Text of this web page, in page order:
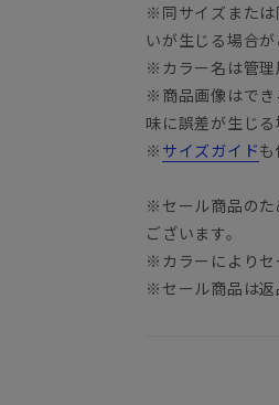
※同サイズまた
いが生じる場合が
※カラー名は管理
※商品画像はでき
味に誤差が生じ
※ サイズガイド
※セール商品のた
ございます。
※カラーによりセ
※セール商品は返